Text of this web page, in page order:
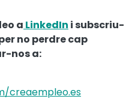
a LinkedIn i subscriu-
no perdre cap
nos a:
creaempleo.es